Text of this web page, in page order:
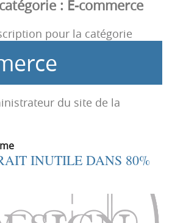
: E-commerce
pour la catégorie
du site de la
INUTILE DANS 80%